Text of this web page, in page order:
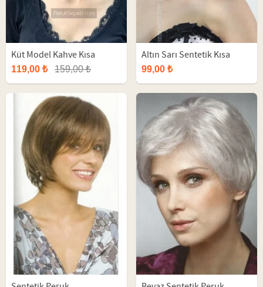
Küt Model Kahve Kısa
Sentetik Peruk
119,00 ₺ 159,00 ₺
Altın Sarı Sentetik Kısa
Peruk
99,00 ₺